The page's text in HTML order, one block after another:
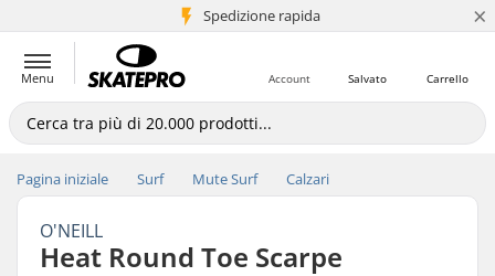
Spedizione rapida
+5 mln di clienti ×
Menu Carrello
Salvato
Account
Pagina iniziale Surf Mute Surf Calzari
O'NEILL
Heat Round Toe Scarpe